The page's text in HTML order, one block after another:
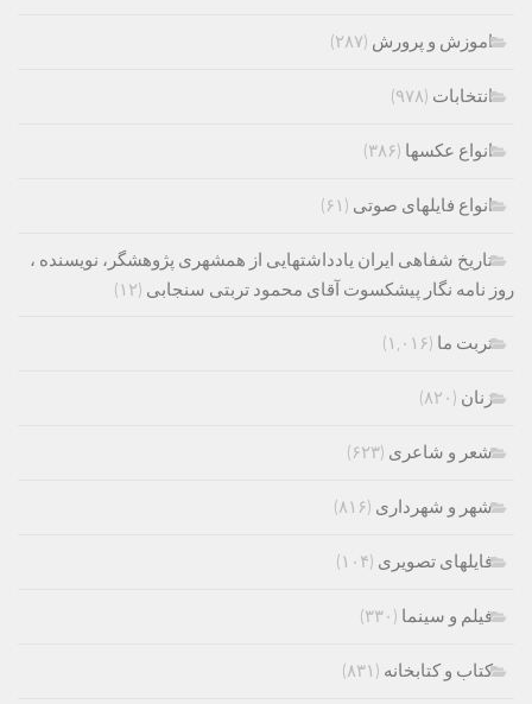
اموزش و پرورش (۲۸۷)
انتخابات (۹۷۸)
انواع عکسها (۳۸۶)
انواع فایلهای صوتی (۶۱)
تاریخ شفاهی ایران یادداشتهایی از همشهری پژوهشگر، نویسنده ،
روز نامه نگار پیشکسوت آقای محمود تربتی سنجابی (۱۲)
تربت ما (۱,۰۱۶)
زنان (۸۲۰)
شعر و شاعری (۶۲۳)
شهر و شهرداری (۸۱۶)
فایلهای تصویری (۱۰۴)
فیلم و سینما (۳۳۰)
کتاب و کتابخانه (۸۳۱)